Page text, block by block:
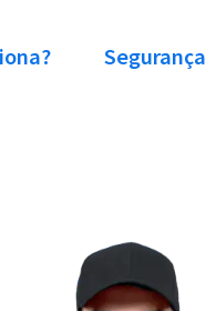
Segurança